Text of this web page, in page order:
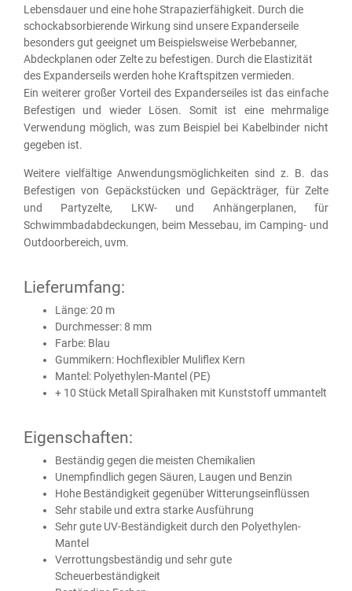
Lebensdauer und eine hohe Strapazierfähigkeit. Durch die
schockabsorbierende Wirkung sind unsere Expanderseile
besonders gut geeignet um Beispielsweise Werbebanner,
Abdeckplanen oder Zelte zu befestigen. Durch die Elastizität
des Expanderseils werden hohe Kraftspitzen vermieden.
Ein weiterer großer Vorteil des Expanderseiles ist das einfache
Befestigen und wieder Lösen. Somit ist eine mehrmalige
Verwendung möglich, was zum Beispiel bei Kabelbinder nicht
gegeben ist.
Weitere vielfältige Anwendungsmöglichkeiten sind z. B. das
Befestigen von Gepäckstücken und Gepäckträger, für Zelte
und Partyzelte, LKW- und Anhängerplanen, für
Schwimmbadabdeckungen, beim Messebau, im Camping- und
Outdoorbereich, uvm.
Lieferumfang:
Länge: 20 m
Durchmesser: 8 mm
Farbe: Blau
Gummikern: Hochflexibler Muliflex Kern
Mantel: Polyethylen-Mantel (PE)
+ 10 Stück Metall Spiralhaken mit Kunststoff ummantelt
Eigenschaften:
Beständig gegen die meisten Chemikalien
Unempfindlich gegen Säuren, Laugen und Benzin
Hohe Beständigkeit gegenüber Witterungseinflüssen
Sehr stabile und extra starke Ausführung
Sehr gute UV-Beständigkeit durch den Polyethylen-
Mantel
Verrottungsbeständig und sehr gute
Scheuerbeständigkeit